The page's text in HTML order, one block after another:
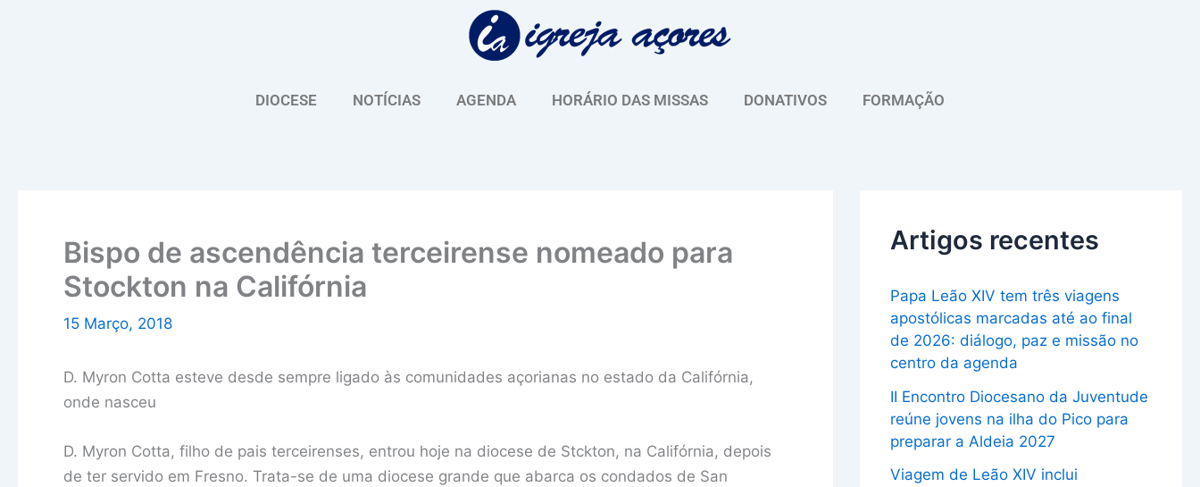
DIOCESE NOTÍCIAS AGENDA HORÁRIO DAS MISSAS DONATIVOS FORMAÇÃO
Bispo de ascendência terceirense nomeado para
Stockton na Califórnia
15 Março, 2018
D. Myron Cotta esteve desde sempre ligado às comunidades açorianas no estado da Califórnia,
onde nasceu
D. Myron Cotta, filho de pais terceirenses, entrou hoje na diocese de Stckton, na Califórnia, depois
de ter servido em Fresno. Trata-se de uma diocese grande que abarca os condados de San
Artigos recentes
Papa Leão XIV tem três viagens
apostólicas marcadas até ao final
de 2026: diálogo, paz e missão no
centro da agenda
II Encontro Diocesano da Juventude
reúne jovens na ilha do Pico para
preparar a Aldeia 2027
Viagem de Leão XIV inclui
u